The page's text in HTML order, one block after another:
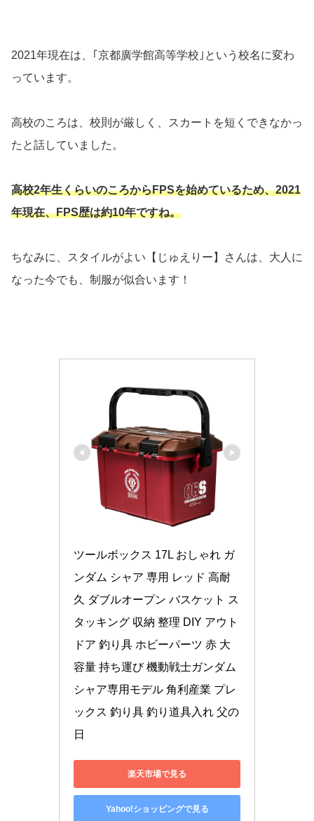
2021年現在は、｢京都廣学館高等学校｣という校名に変わ
っています。
高校のころは、校則が厳しく、スカートを短くできなかっ
たと話していました。
高校2年生くらいのころからFPSを始めているため、2021
年現在、FPS歴は約10年ですね。
ちなみに、スタイルがよい【じゅえりー】さんは、大人に
なった今でも、制服が似合います！
ツールボックス 17L おしゃれ ガ
ンダム シャア 専用 レッド 高耐
久 ダブルオープン バスケット ス
タッキング 収納 整理 DIY アウト
ドア 釣り具 ホビーパーツ 赤 大
容量 持ち運び 機動戦士ガンダム
シャア専用モデル 角利産業 プレ
ックス 釣り具 釣り道具入れ 父の
日
楽天市場で見る
Yahoo!ショッピングで見る